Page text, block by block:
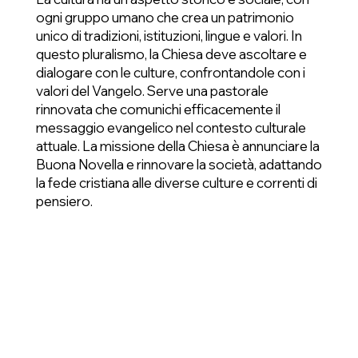
ogni gruppo umano che crea un patrimonio
unico di tradizioni, istituzioni, lingue e valori. In
questo pluralismo, la Chiesa deve ascoltare e
dialogare con le culture, confrontandole con i
valori del Vangelo. Serve una pastorale
rinnovata che comunichi efficacemente il
messaggio evangelico nel contesto culturale
attuale. La missione della Chiesa è annunciare la
Buona Novella e rinnovare la società, adattando
la fede cristiana alle diverse culture e correnti di
pensiero.